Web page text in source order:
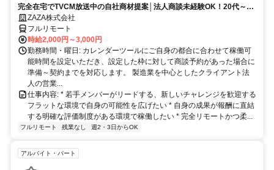
完全在宅でTVCM放送中の自社商材提案│法人商談未経験OK！20代～活
躍中◎顧客課題を解決する提案経験が積める環境
ZAZA株式会社
フルリモート
時給2,000円～3,000円
勤務時間・曜日: カレンダーツールにご自身の都合に合わせて稼働可
能時間を設定いただき、設定した枠に対して商談予約があった場合に
準備～契約までを対応します。 製造業を中心としたクライアント法
人の営業...
仕事内容: * 若手メンバーがリードする、新しいチャレンジを歓迎する
フラットな環境で自身の可能性を広げたい * 自身の成果が報酬に直結
する明確な評価制度がある環境で稼働したい * 完全リモートかつ柔...
フルリモート 残業なし 週2・3日からOK
アルバイト・パート